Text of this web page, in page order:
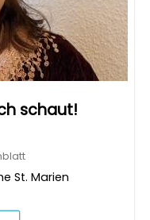
schaut!
St. Marien